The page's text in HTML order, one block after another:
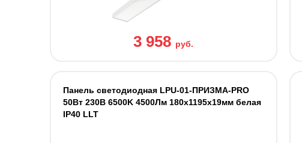
3 958 руб.
Панель светодиодная LPU-01-ПРИЗМА-PRO
50Вт 230В 6500K 4500Лм 180х1195х19мм белая
IP40 LLT